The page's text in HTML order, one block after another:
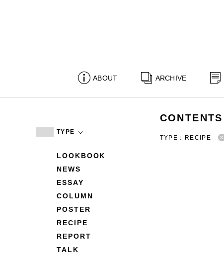
ABOUT ARCHIVE
TYPE
LOOKBOOK
NEWS
ESSAY
COLUMN
POSTER
RECIPE
REPORT
TALK
CONTENTS
TYPE：RECIPE